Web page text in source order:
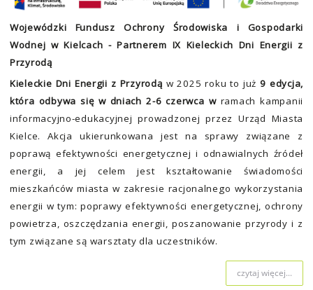
Wojewódzki Fundusz Ochrony Środowiska i Gospodarki
Wodnej w Kielcach - Partnerem IX Kieleckich Dni Energii z
Przyrodą
Kieleckie Dni Energii z Przyrodą w 2025 roku to już 9 edycja,
która odbywa się w dniach 2-6 czerwca w ramach kampanii
informacyjno-edukacyjnej prowadzonej przez Urząd Miasta
Kielce. Akcja ukierunkowana jest na sprawy związane z
poprawą efektywności energetycznej i odnawialnych źródeł
energii, a jej celem jest kształtowanie świadomości
mieszkańców miasta w zakresie racjonalnego wykorzystania
energii w tym: poprawy efektywności energetycznej, ochrony
powietrza, oszczędzania energii, poszanowanie przyrody i z
tym związane są warsztaty dla uczestników.
czytaj więcej...